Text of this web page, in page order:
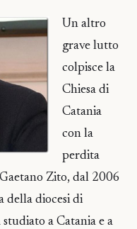
Un altro
grave lutto
colpisce la
Chiesa di
Catania
con la
perdita
Zito, dal 2006
della diocesi di
a Catania e a